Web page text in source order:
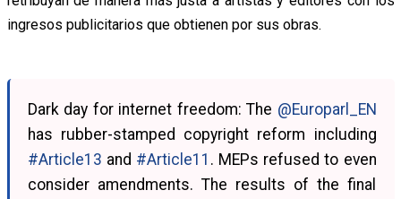
ingresos publicitarios que obtienen por sus obras.
Dark day for internet freedom: The @Europarl_EN
has rubber-stamped copyright reform including
#Article13 and #Article11 . MEPs refused to even
consider amendments. The results of the final